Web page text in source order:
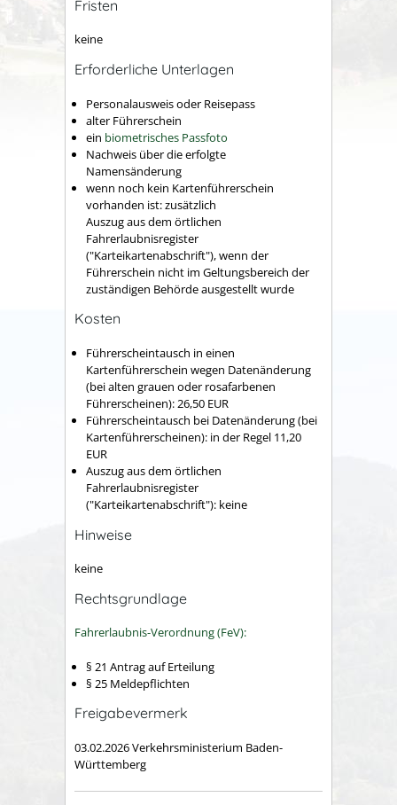
Fristen
keine
Erforderliche Unterlagen
Personalausweis oder Reisepass
alter Führerschein
ein biometrisches Passfoto
Nachweis über die erfolgte
Namensänderung
wenn noch kein Kartenführerschein
vorhanden ist: zusätzlich
Auszug aus dem örtlichen
Fahrerlaubnisregister
("Karteikartenabschrift"), wenn der
Führerschein nicht im Geltungsbereich der
zuständigen Behörde ausgestellt wurde
Kosten
Führerscheintausch in einen
Kartenführerschein wegen Datenänderung
(bei alten grauen oder rosafarbenen
Führerscheinen): 26,50 EUR
Führerscheintausch bei Datenänderung (bei
Kartenführerscheinen): in der Regel 11,20
EUR
Auszug aus dem örtlichen
Fahrerlaubnisregister
("Karteikartenabschrift"): keine
Hinweise
keine
Rechtsgrundlage
Fahrerlaubnis-Verordnung (FeV):
§ 21 Antrag auf Erteilung
§ 25 Meldepflichten
Freigabevermerk
03.02.2026Verkehrsministerium Baden-
Württemberg